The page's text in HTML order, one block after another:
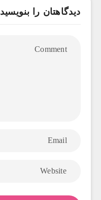
دیدگاهتان را بنویسید